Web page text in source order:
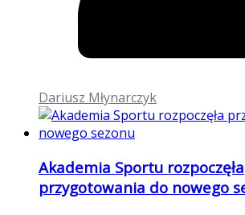
Dariusz Młynarczyk
Akademia Sportu rozpoczęła
przygotowania do nowego